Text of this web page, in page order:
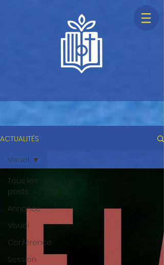
ACTUALITÉS
Tous les
posts
Annonce
Visuel
Conférence
Session
Visuel